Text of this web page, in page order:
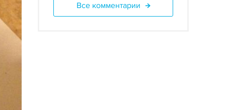
Все комментарии